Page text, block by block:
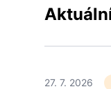
27. 7. 2026